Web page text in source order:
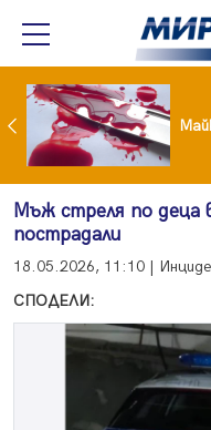
Проф.Кантарджиев: Пазете се от комарите и полово предаваните инфекции
Мъж стреля по деца
пострадали
18.05.2026, 11:10 |
СПОДЕЛИ: